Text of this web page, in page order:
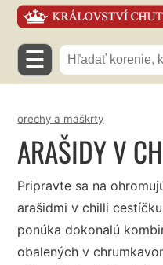
☰
orechy a maškrty
ARAŠIDY V
Pripravte sa na
arašidmi v chilli
ponúka dokonalú
obalených v